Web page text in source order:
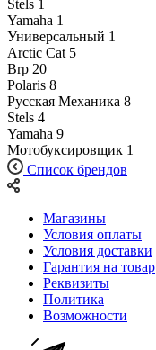
Stels 1
Yamaha 1
Универсальный 1
Arctic Cat 5
Brp 20
Polaris 8
Русская Механика 8
Stels 4
Yamaha 9
Мотобуксировщик 1
Список брендов
Магазины
Условия оплаты
Условия доставки
Гарантия на товар
Реквизиты
Политика
Возможности